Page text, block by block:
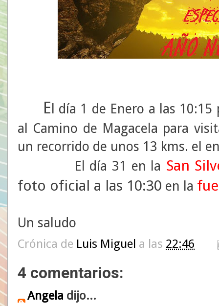
E l día 1 de Enero a las
al Camino de Magacela para
un recorrido de unos 13 kms. el
El día 31 en la San
foto oficial a las 10:30 en la
Un saludo
Crónica de Luis Miguel a las 22:46
4 comentarios:
Angela dijo...